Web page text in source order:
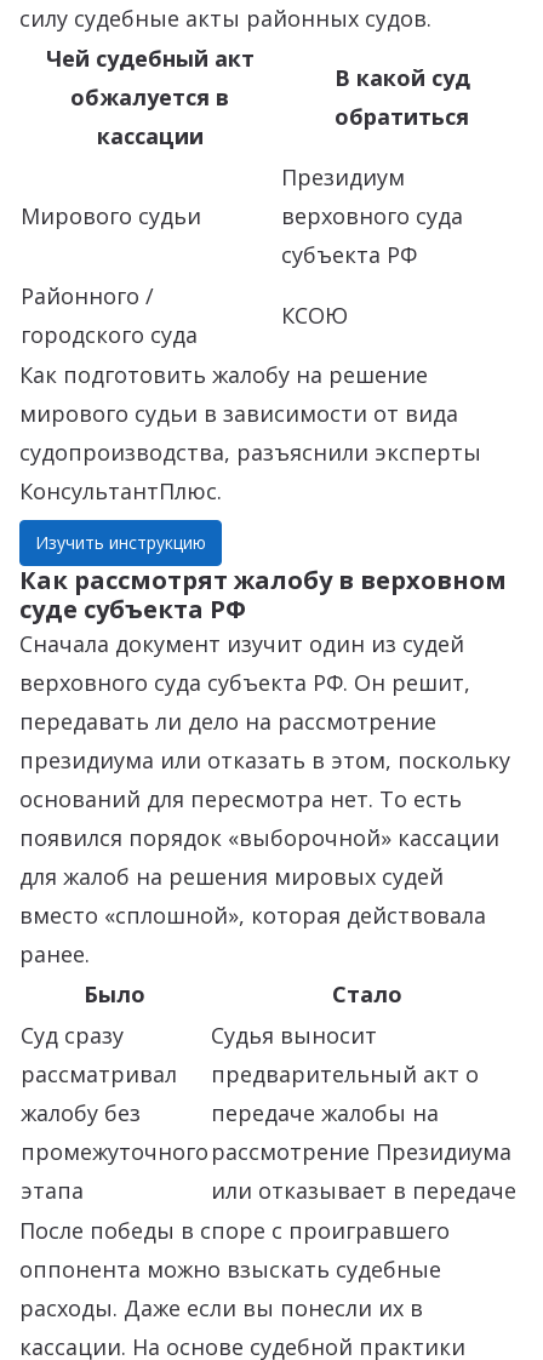
силу судебные акты районных судов.
Чей судебный акт
обжалуется в
кассации
В какой суд
обратиться
Мирового судьи
Президиум
верховного суда
субъекта РФ
Районного /
городского суда
КСОЮ
Как подготовить жалобу на решение
мирового судьи в зависимости от вида
судопроизводства, разъяснили эксперты
КонсультантПлюс.
Изучить инструкцию
Как рассмотрят жалобу в верховном
суде субъекта РФ
Сначала документ изучит один из судей
верховного суда субъекта РФ. Он решит,
передавать ли дело на рассмотрение
президиума или отказать в этом, поскольку
оснований для пересмотра нет. То есть
появился порядок «выборочной» кассации
для жалоб на решения мировых судей
вместо «сплошной», которая действовала
ранее.
Было
Стало
Суд сразу
рассматривал
жалобу без
промежуточного
этапа
Судья выносит
предварительный акт о
передаче жалобы на
рассмотрение Президиума
или отказывает в передаче
После победы в споре с проигравшего
оппонента можно взыскать судебные
расходы. Даже если вы понесли их в
кассации. На основе судебной практики